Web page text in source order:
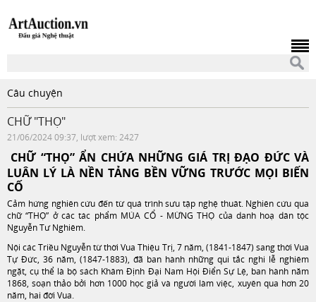
Câu chuyện
CHỮ "THỌ"
21/06/2024 09:37, lượt xem: 2427
CHỮ “THỌ” ẨN CHỨA NHỮNG GIÁ TRỊ ĐẠO ĐỨC VÀ
LUÂN LÝ LÀ NỀN TẢNG BỀN VỮNG TRƯỚC MỌI BIẾN
CỐ
Cảm hứng nghiên cứu đến từ quá trình sưu tập nghệ thuât. Nghiên cứu qua
chữ “THỌ” ở các tác phẩm MÚA CỔ - MỪNG THỌ của danh hoạ dân tộc
Nguyễn Tư Nghiêm.
Nội các Triều Nguyễn từ thời Vua Thiệu Trị, 7 năm, (1841-1847) sang thời Vua
Tự Đức, 36 năm, (1847-1883), đã ban hành những qui tắc nghi lễ nghiêm
ngặt, cụ thể là bộ sách Khâm Định Đại Nam Hội Điển Sự Lệ, ban hành năm
1868, soạn thảo bởi hơn 1000 học giả và người làm việc, xuyên qua hơn 20
năm, hai đời Vua.